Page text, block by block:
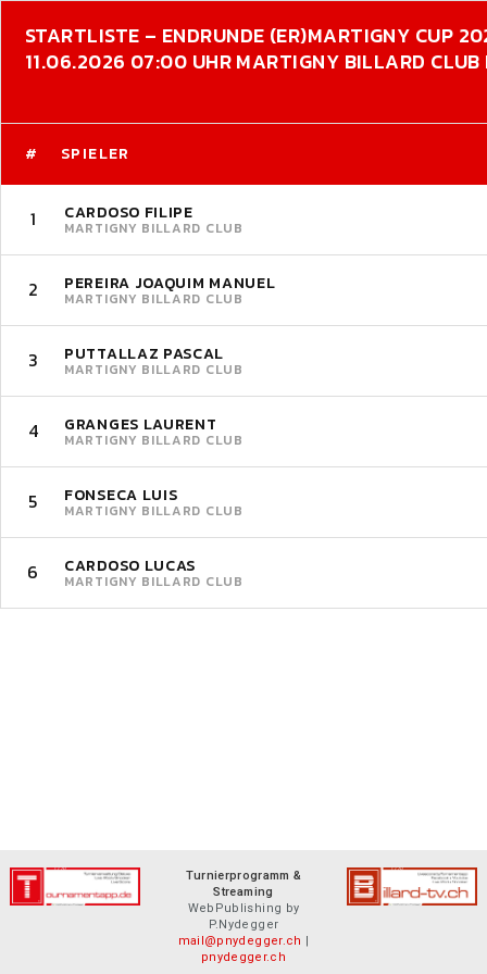
STARTLISTE – ENDRUNDE (ER)MARTIGNY CUP
11.06.2026 07:00 UHR MARTIGNY BILLARD CLUB
# SPIELER
1 CARDOSO FILIPE
MARTIGNY BILLARD CLUB
2 PEREIRA JOAQUIM MANUEL
MARTIGNY BILLARD CLUB
3 PUTTALLAZ PASCAL
MARTIGNY BILLARD CLUB
4 GRANGES LAURENT
MARTIGNY BILLARD CLUB
5 FONSECA LUIS
MARTIGNY BILLARD CLUB
6 CARDOSO LUCAS
MARTIGNY BILLARD CLUB
Turnierprogramm &
Streaming
WebPublishing by
P.Nydegger
mail@pnydegger.ch |
pnydegger.ch